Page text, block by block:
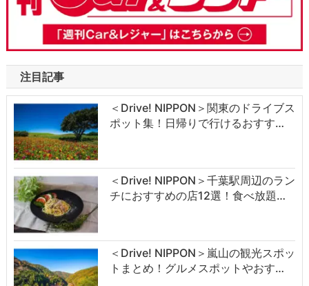
注目記事
＜Drive! NIPPON＞関東のドライブス
ポット集！日帰りで行けるおすす…
＜Drive! NIPPON＞千葉駅周辺のラン
チにおすすめの店12選！食べ放題…
＜Drive! NIPPON＞嵐山の観光スポッ
トまとめ！グルメスポットやおす…